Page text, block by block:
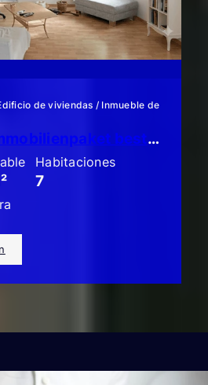
de viviendas / Inmueble de
Attraktives Immobilienpaket bestehend aus 3 x ETW mit Garten!
Habitaciones
7